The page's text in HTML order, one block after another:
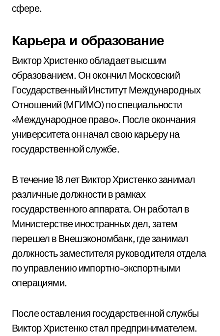
сфере.
Карьера и образование
Виктор Христенко обладает высшим
образованием. Он окончил Московский
Государственный Институт Международных
Отношений (МГИМО) по специальности
«Международное право». После окончания
университета он начал свою карьеру на
государственной службе.
В течение 18 лет Виктор Христенко занимал
различные должности в рамках
государственного аппарата. Он работал в
Министерстве иностранных дел, затем
перешел в Внешэкономбанк, где занимал
должность заместителя руководителя отдела
по управлению импортно-экспортными
операциями.
После оставления государственной службы
Виктор Христенко стал предпринимателем.